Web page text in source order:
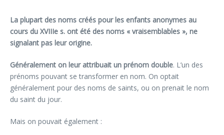
La plupart des noms créés pour les enfants anonymes au
cours du XVIIIe s. ont été des noms « vraisemblables », ne
signalant pas leur origine.
Généralement on leur attribuait un prénom double. L’un des
prénoms pouvant se transformer en nom. On optait
généralement pour des noms de saints, ou on prenait le nom
du saint du jour.
Mais on pouvait également :